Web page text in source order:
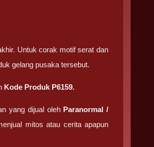
Untuk corak motif serat dan
gelang pusaka tersebut.
Kode Produk P6159.
yang dijual oleh Paranormal /
mitos atau cerita apapun